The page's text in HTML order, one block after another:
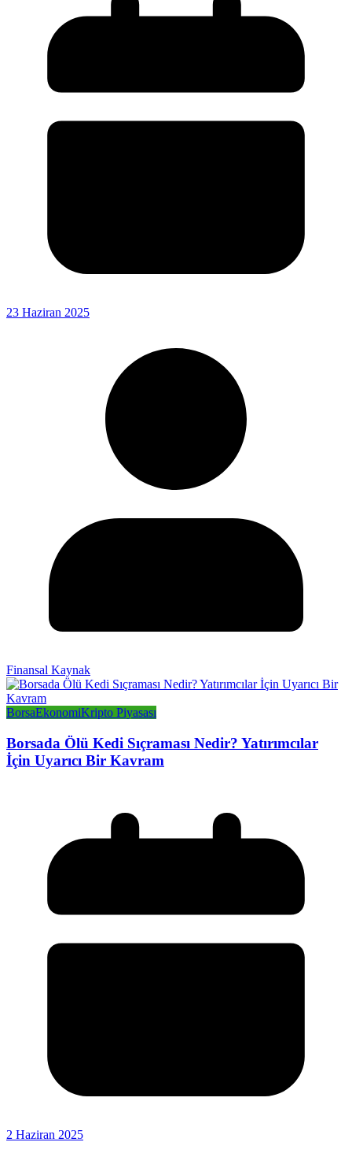
23 Haziran 2025
Finansal Kaynak
BorsaEkonomiKripto Piyasası
Borsada Ölü Kedi Sıçraması Nedir? Yatırımcılar
İçin Uyarıcı Bir Kavram
2 Haziran 2025